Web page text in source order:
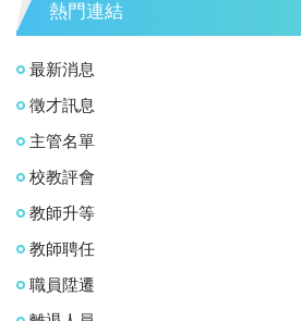
熱門連結
最新消息
徵才訊息
主管名單
校教評會
教師升等
教師聘任
職員陞遷